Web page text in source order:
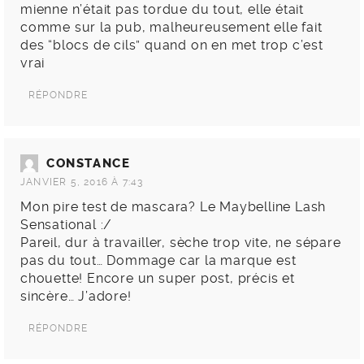
mienne n’était pas tordue du tout, elle était
comme sur la pub, malheureusement elle fait
des “blocs de cils” quand on en met trop c’est
vrai
RÉPONDRE
CONSTANCE
JANVIER 5, 2016 À 7:43
Mon pire test de mascara? Le Maybelline Lash
Sensational :/
Pareil, dur à travailler, sèche trop vite, ne sépare
pas du tout… Dommage car la marque est
chouette! Encore un super post, précis et
sincère… J’adore!
RÉPONDRE